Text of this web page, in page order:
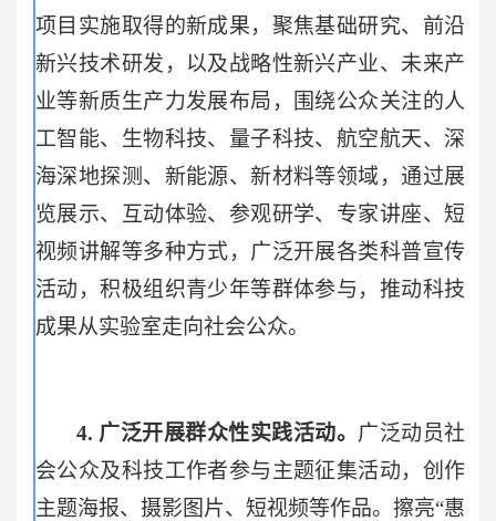
项目实施取得的新成果，聚焦基础研究、前沿
新兴技术研发，以及战略性新兴产业、未来产
业等新质生产力发展布局，围绕公众关注的人
工智能、生物科技、量子科技、航空航天、深
海深地探测、新能源、新材料等领域，通过展
览展示、互动体验、参观研学、专家讲座、短
视频讲解等多种方式，广泛开展各类科普宣传
活动，积极组织青少年等群体参与，推动科技
成果从实验室走向社会公众。
4. 广泛开展群众性实践活动。 广泛动员社
会公众及科技工作者参与主题征集活动，创作
主题海报、摄影图片、短视频等作品。擦亮“惠